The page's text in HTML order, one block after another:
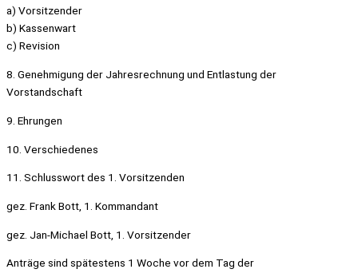
a) Vorsitzender
b) Kassenwart
c) Revision
8. Genehmigung der Jahresrechnung und Entlastung der
Vorstandschaft
9. Ehrungen
10. Verschiedenes
11. Schlusswort des 1. Vorsitzenden
gez. Frank Bott, 1. Kommandant
gez. Jan-Michael Bott, 1. Vorsitzender
Anträge sind spätestens 1 Woche vor dem Tag der